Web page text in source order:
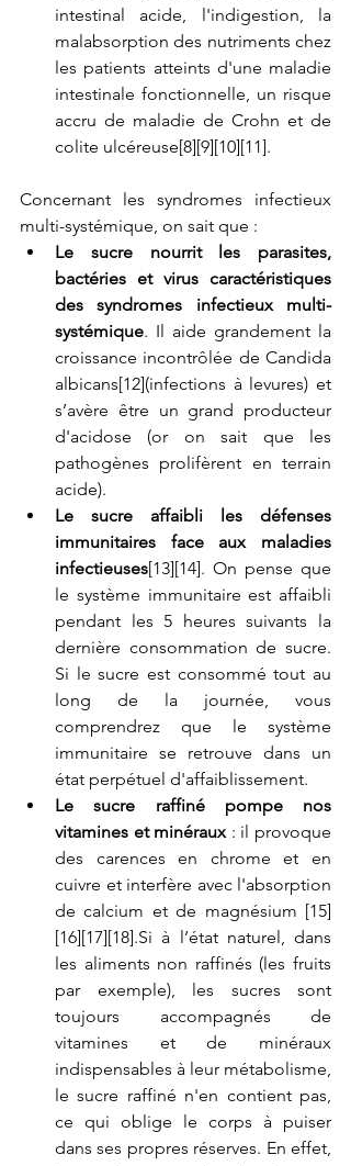
intestinal acide, l'indigestion, la
malabsorption des nutriments chez
les patients atteints d'une maladie
intestinale fonctionnelle, un risque
accru de maladie de Crohn et de
colite ulcéreuse[8][9][10][11].
Concernant les syndromes infectieux
multi-systémique, on sait que :
Le sucre nourrit les parasites,
bactéries et virus caractéristiques
des syndromes infectieux multi-
systémique. Il aide grandement la
croissance incontrôlée de Candida
albicans[12](infections à levures) et
s’avère être un grand producteur
d'acidose (or on sait que les
pathogènes prolifèrent en terrain
acide).
Le sucre affaibli les défenses
immunitaires face aux maladies
infectieuses[13][14]. On pense que
le système immunitaire est affaibli
pendant les 5 heures suivants la
dernière consommation de sucre.
Si le sucre est consommé tout au
long de la journée, vous
comprendrez que le système
immunitaire se retrouve dans un
état perpétuel d'affaiblissement.
Le sucre raffiné pompe nos
vitamines et minéraux : il provoque
des carences en chrome et en
cuivre et interfère avec l'absorption
de calcium et de magnésium [15]
[16][17][18].Si à l’état naturel, dans
les aliments non raffinés (les fruits
par exemple), les sucres sont
toujours accompagnés de
vitamines et de minéraux
indispensables à leur métabolisme,
le sucre raffiné n'en contient pas,
ce qui oblige le corps à puiser
dans ses propres réserves. En effet,